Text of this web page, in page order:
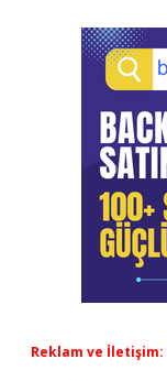
Reklam ve İletişim: